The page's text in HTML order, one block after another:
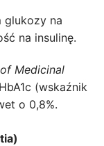
glukozy na
na insulinę.
Medicinal
(wskaźnik
o 0,8%.